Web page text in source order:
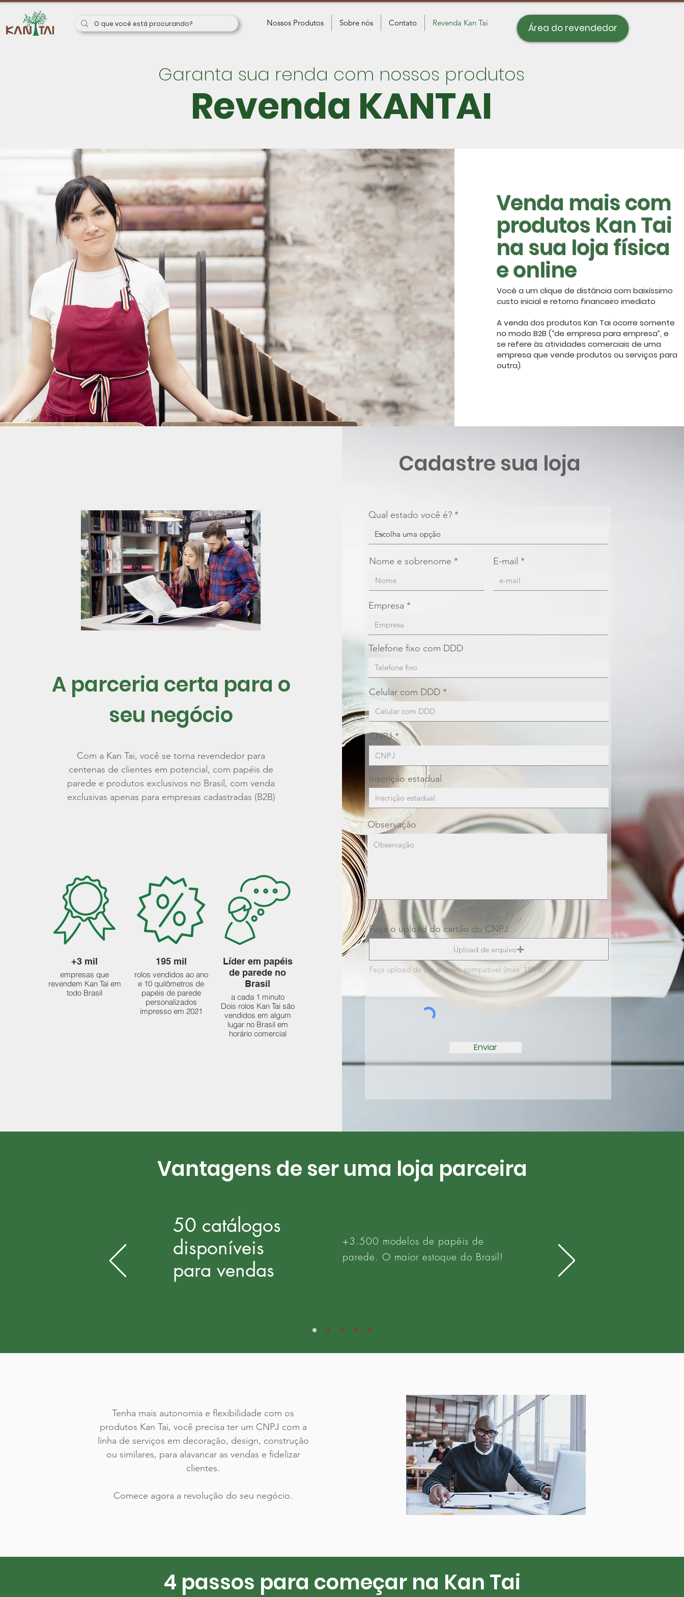
Nossos Produtos Sobre nós Contato Revenda Kan Tai Área do revendedor
Garanta sua renda com nossos produtos
Revenda KANTAI
Venda mais com
produtos Kan Tai
na sua loja física
e online
Você a um clique de distância com baixíssimo
custo inicial e retorno financeiro imediato
A venda dos produtos Kan Tai ocorre somente
no modo B2B (“de empresa para empresa”, e
se refere às atividades comerciais de uma
empresa que vende produtos ou serviços para
outra).
A parceria certa para o
seu negócio
Com a Kan Tai, você se torna revendedor para
centenas de clientes em potencial, com papéis de
parede e produtos exclusivos no Brasil, com venda
exclusivas apenas para empresas cadastradas (B2B)
+3 mil
empresas que
revendem Kan Tai em
todo Brasil
195 mil
rolos vendidos ao ano
e 10 quilômetros de
papéis de parede
personalizados
impresso em 2021
Líder em papéis
de parede no
Brasil
a cada 1 minuto
Dois rolos Kan Tai são
vendidos em algum
lugar no Brasil em
horário comercial
Cadastre sua loja
Qual estado você é?
Nome e sobrenome E-mail
Empresa
Telefone fixo com DDD
Celular com DDD
CNPJ
Inscrição estadual
Observação
Faça o upload do cartão do CNPJ
Upload de arquivo
Faça upload de um arquivo compatível (máx. 15MB)
Enviar
50 catálogos
disponíveis
para vendas
+3.500 modelos de papéis de
parede. O maior estoque do Brasil!
Vantagens de ser uma loja parceira
Tenha mais autonomia e flexibilidade com os
produtos Kan Tai, você precisa ter um CNPJ com a
linha de serviços em decoração, design, construção
ou similares, para alavancar as vendas e fidelizar
clientes.
Comece agora a revolução do seu negócio.
4 passos para começar na Kan Tai